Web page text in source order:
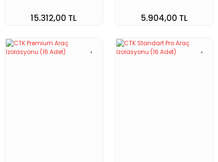
15.312,00 TL 5.904,00 TL